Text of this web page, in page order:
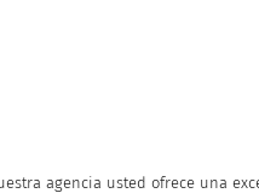
agencia usted ofrece una